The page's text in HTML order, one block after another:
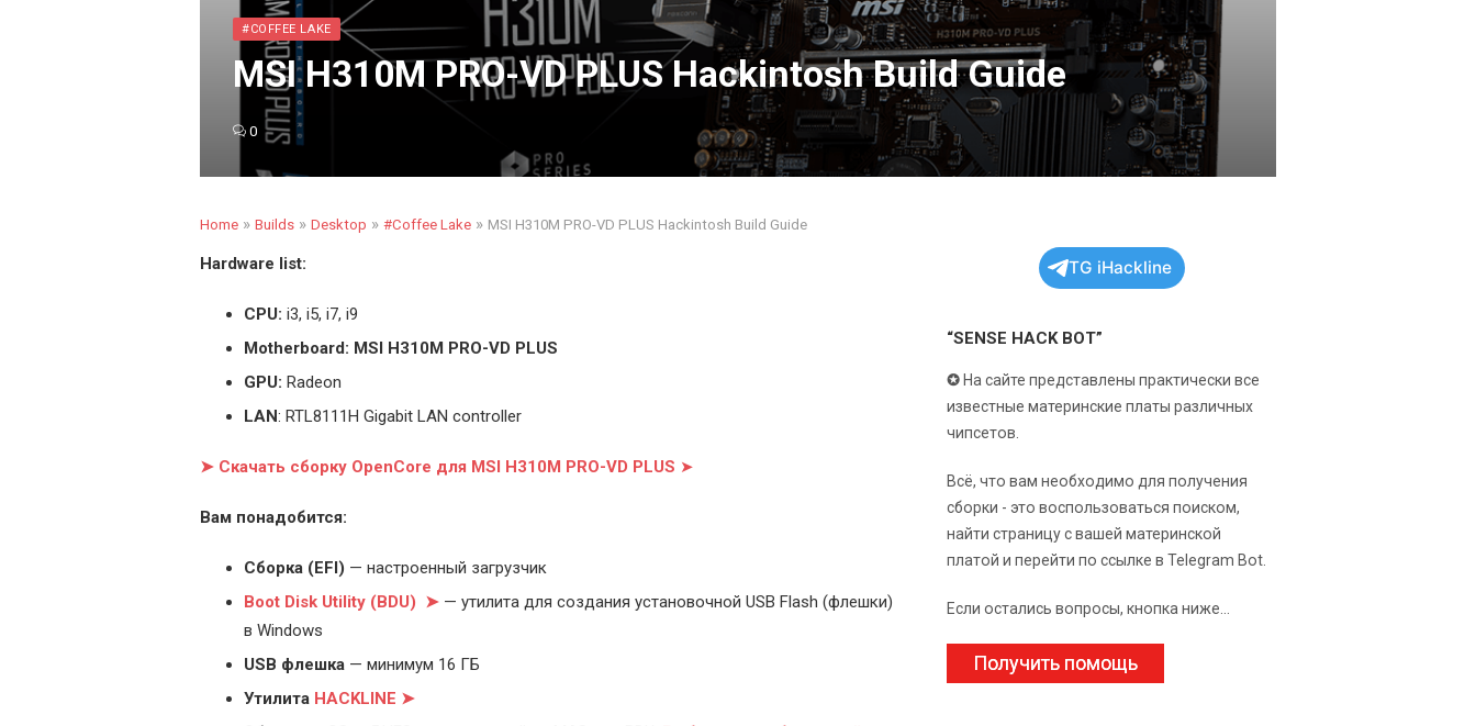
#COFFEE LAKE
MSI H310M PRO-VD PLUS Hackintosh Build Guide
0
Home » Builds » Desktop » #Coffee Lake » MSI H310M PRO-VD PLUS Hackintosh Build Guide
Hardware list:
CPU: i3, i5, i7, i9
Motherboard: MSI H310M PRO-VD PLUS
GPU: Radeon
LAN: RTL8111H Gigabit LAN controller
➤ Скачать сборку OpenCore для MSI H310M PRO-VD PLUS ➤
Вам понадобится:
Cборка (EFI) — настроенный загрузчик
Boot Disk Utility (BDU) ➤ — утилита для создания установочной USB Flash (флешки)
в Windows
USB флешка — минимум 16 ГБ
Утилита HACKLINE ➤
TG iHackline
“SENSE HACK BOT”
✪ На сайте представлены практически все
известные материнские платы различных
чипсетов.
Всё, что вам необходимо для получения
сборки - это воспользоваться поиском,
найти страницу с вашей материнской
платой и перейти по ссылке в Telegram Bot.
Если остались вопросы, кнопка ниже...
Получить помощь